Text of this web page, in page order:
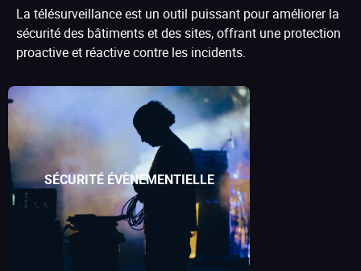
La télésurveillance est un outil puissant pour améliorer la
sécurité des bâtiments et des sites, offrant une protection
proactive et réactive contre les incidents.
SÉCURITÉ ÉVÈNEMENTIELLE